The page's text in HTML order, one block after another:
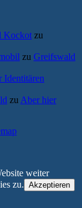
Kockot zu
zu Greifswald
Identitären
zu Aber hier
weiter
zu. Akzeptieren